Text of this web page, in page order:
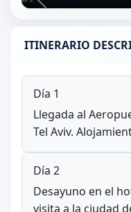
ITINERARIO
Día 1
Llegada al
Tel Aviv.
Día 2
Desayuno en el
visita a la ciudad